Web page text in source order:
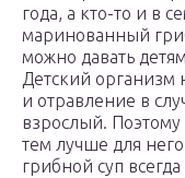
года, а кто-то и в
маринованный
можно давать
Детский организм
и отравление в
взрослый.
тем лучше для
грибной суп